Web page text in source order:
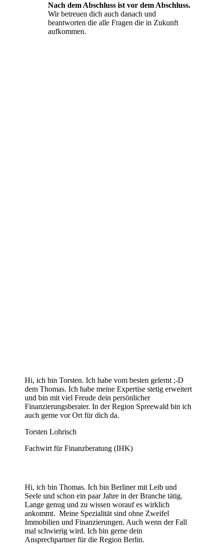
Nach dem Abschluss ist vor dem Abschluss.
Wir betreuen dich auch danach und
beantworten die alle Fragen die in Zukunft
aufkommen.
Hi, ich bin Torsten. Ich habe vom besten gelernt ;-D
dem Thomas. Ich habe meine Expertise stetig erweitert
und bin mit viel Freude dein persönlicher
Finanzierungsberater. In der Region Spreewald bin ich
auch gerne vor Ort für dich da.
Torsten Lohrisch
Fachwirt für Finanzberatung (IHK)
Hi, ich bin Thomas. Ich bin Berliner mit Leib und
Seele und schon ein paar Jahre in der Branche tätig.
Lange genug und zu wissen worauf es wirklich
ankommt. Meine Spezialität sind ohne Zweifel
Immobilien und Finanzierungen. Auch wenn der Fall
mal schwierig wird. Ich bin gerne dein
Ansprechpartner für die Region Berlin.